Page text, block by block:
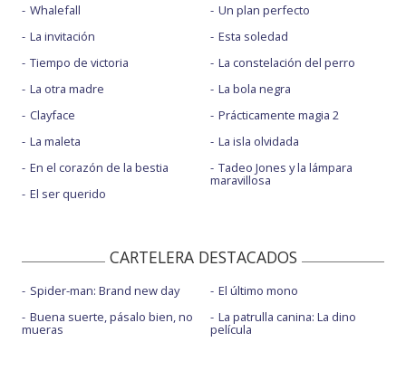
Whalefall
La invitación
Tiempo de victoria
La otra madre
Clayface
La maleta
En el corazón de la bestia
El ser querido
Un plan perfecto
Esta soledad
La constelación del perro
La bola negra
Prácticamente magia 2
La isla olvidada
Tadeo Jones y la lámpara
maravillosa
CARTELERA DESTACADOS
Spider-man: Brand new day
Buena suerte, pásalo bien, no
mueras
El último mono
La patrulla canina: La dino
película